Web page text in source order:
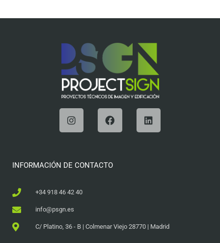
INFORMACIÓN DE CONTACTO
+34 918 46 42 40
info@psgn.es
C/ Platino, 36 - B | Colmenar Viejo 28770 | Madrid